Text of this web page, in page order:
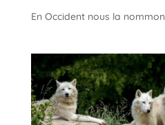
En Occident nous la